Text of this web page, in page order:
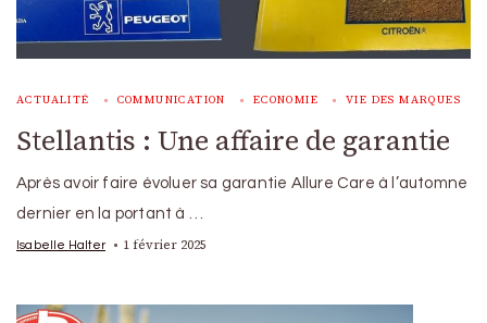
ACTUALITÉ COMMUNICATION ECONOMIE VIE DES MARQUES
Stellantis : Une affaire de garantie
Après avoir faire évoluer sa garantie Allure Care à l’automne
dernier en la portant à …
Isabelle Halter 1 février 2025